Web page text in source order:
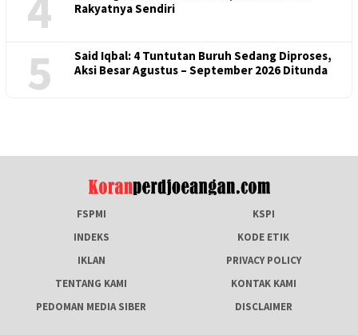
Rakyatnya Sendiri
5
Said Iqbal: 4 Tuntutan Buruh Sedang Diproses,
Aksi Besar Agustus – September 2026 Ditunda
FSPMI
KSPI
INDEKS
KODE ETIK
IKLAN
PRIVACY POLICY
TENTANG KAMI
KONTAK KAMI
PEDOMAN MEDIA SIBER
DISCLAIMER